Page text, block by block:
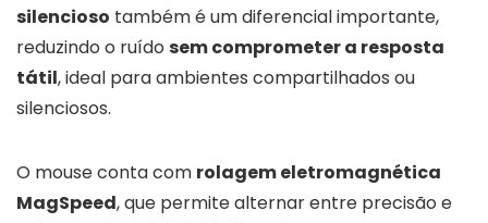
silencioso também é um diferencial importante,
reduzindo o ruído sem comprometer a resposta
tátil, ideal para ambientes compartilhados ou
silenciosos.
O mouse conta com rolagem eletromagnética
MagSpeed, que permite alternar entre precisão e